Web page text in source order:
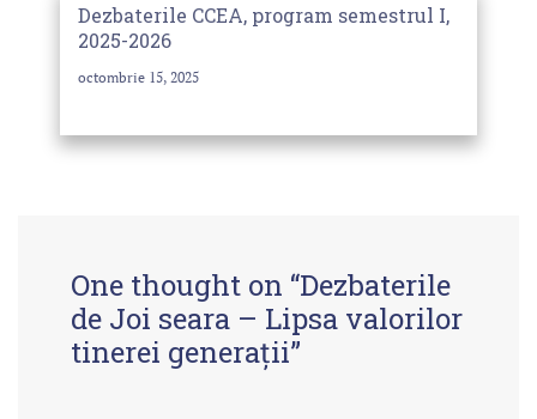
Dezbaterile CCEA, program semestrul I,
2025-2026
octombrie 15, 2025
One thought on “Dezbaterile
de Joi seara – Lipsa valorilor
tinerei generații”